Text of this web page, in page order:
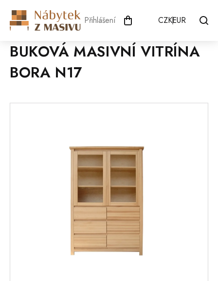
obsah
Přihlášení CZKEUR
BUKOVÁ MASIVNÍ VITRÍNA
BORA N17